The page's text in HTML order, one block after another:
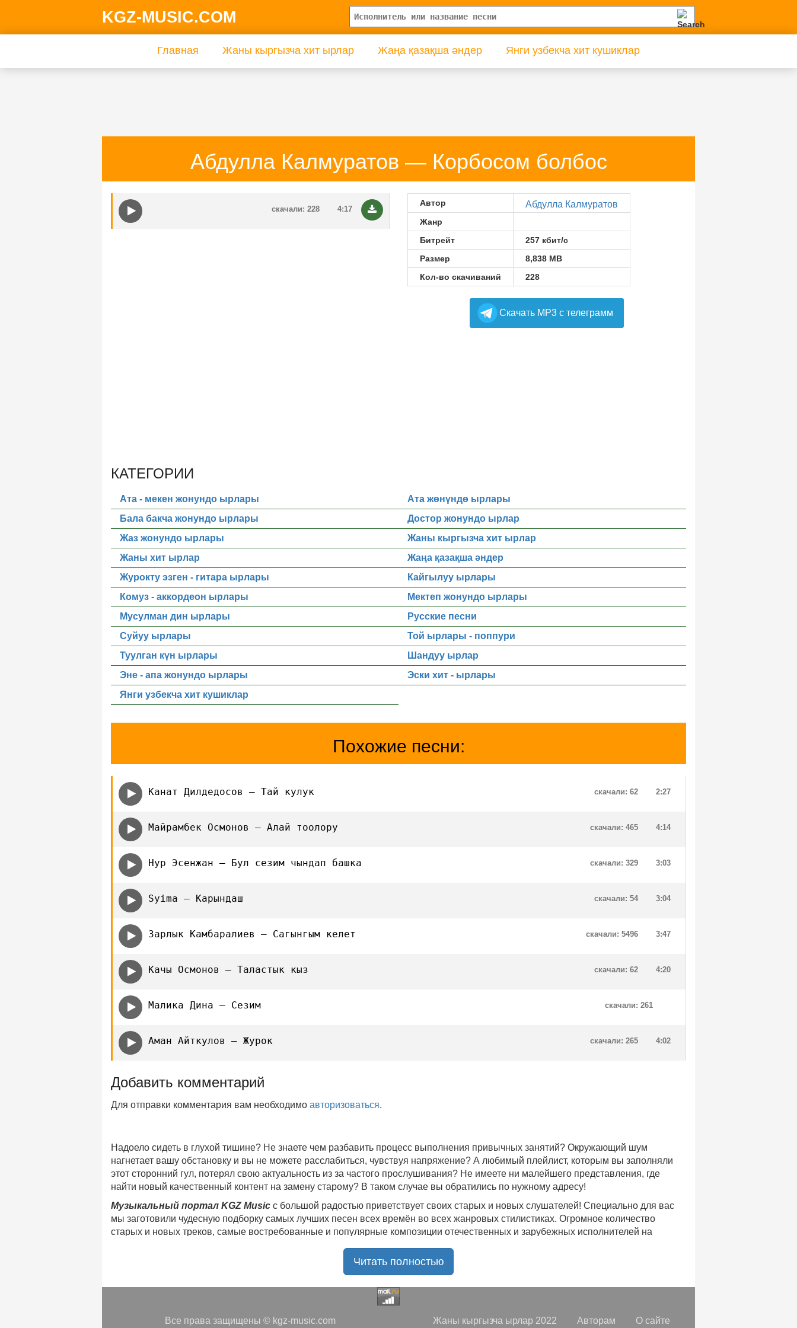
KGZ-MUSIC.COM
Главная Жаны кыргызча хит ырлар Жаңа қазақша әндер Янги узбекча хит кушиклар
Абдулла Калмуратов — Корбосом болбос
4:17
скачали: 228
Автор Абдулла Калмуратов
Жанр
Битрейт
257 кбит/с
Размер
8,838 MB
Кол-во скачиваний
228
Cкачать MP3 с телеграмм
КАТЕГОРИИ
Ата - мекен жонундо ырлары
Ата жөнүндө ырлары
Бала бакча жонундо ырлары
Достор жонундо ырлар
Жаз жонундо ырлары
Жаны кыргызча хит ырлар
Жаны хит ырлар
Жаңа қазақша әндер
Журокту эзген - гитара ырлары
Кайгылуу ырлары
Комуз - аккордеон ырлары
Мектеп жонундо ырлары
Мусулман дин ырлары
Русские песни
Суйуу ырлары
Той ырлары - поппури
Туулган күн ырлары
Шандуу ырлар
Эне - апа жонундо ырлары
Эски хит - ырлары
Янги узбекча хит кушиклар
Похожие песни:
Канат Дилдедосов — Тай кулук 2:27
скачали: 62
Майрамбек Осмонов — Алай тоолору 4:14
скачали: 465
Нур Эсенжан — Бул сезим чындап башка 3:03
скачали: 329
Syima — Карындаш 3:04
скачали: 54
Зарлык Камбаралиев — Сагынгым келет 3:47
скачали: 5496
Качы Осмонов — Таластык кыз 4:20
скачали: 62
Малика Дина — Сезим скачали: 261
Аман Айткулов — Журок 4:02
скачали: 265
Добавить комментарий
Для отправки комментария вам необходимо авторизоваться.
Надоело сидеть в глухой тишине? Не знаете чем разбавить процесс выполнения привычных занятий? Окружающий шум
нагнетает вашу обстановку и вы не можете расслабиться, чувствуя напряжение? А любимый плейлист, которым вы заполняли
этот сторонний гул, потерял свою актуальность из за частого прослушивания? Не имеете ни малейшего представления, где
найти новый качественный контент на замену старому? В таком случае вы обратились по нужному адресу!
Музыкальный портал KGZ Music с большой радостью приветствует своих старых и новых слушателей! Специально для вас
мы заготовили чудесную подборку самых лучших песен всех времён во всех жанровых стилистиках. Огромное количество
старых и новых треков, самые востребованные и популярные композиции отечественных и зарубежных исполнителей на
Мы предоставляем вашему вниманию богатую коллекцию качественной музыки в бесплатном доступе, с возможностью
Самые свежие альбомы
и новые релизы этого года, хиты уходящих и нынешних годов,
Регулярные обновления, постоянные новинки, большой музыкальный ассортимент на любой вкус, и все это только на
платформе KGZ Music. Наша команда с большой ответственностью подходит к созданию подборок, отбирая
самые лучшие
Читать полностью
Все права защищены © kgz-music.com Жаны кыргызча ырлар 2022 Авторам О сайте